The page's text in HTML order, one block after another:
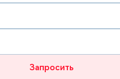
Запросить